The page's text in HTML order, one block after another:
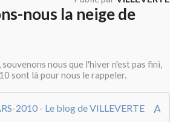
nous la neige de
nous que l'hiver n'est pas fini,
sont là pour nous le rappeler.